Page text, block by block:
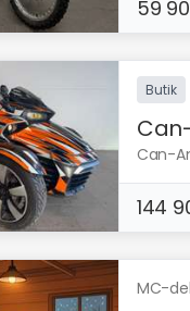
59
Butik
Can-
144
MC-